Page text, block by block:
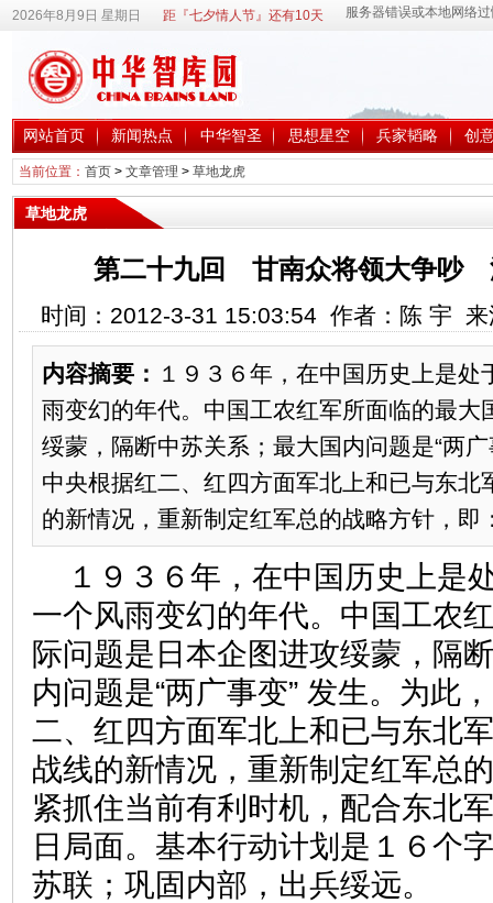
2026年8月9日 星期日 距『七夕情人节』还有10天
网站首页 新闻热点 中华智圣 思想星空 兵家韬略 创
当前位置： 首页> 文章管理 > 草地龙虎
草地龙虎
第二十九回 甘南众将领大争吵
时间：2012-3-31 15:03:54 作者：陈 宇
内容摘要： １９３６年，在中国历史上是
雨变幻的年代。中国工农红军所面临的最大
绥蒙，隔断中苏关系；最大国内问题是“两
中央根据红二、红四方面军北上和已与东北
的新情况，重新制定红军总的战略方针，即
１９３６年，在中国历史上是
一个风雨变幻的年代。中国工农
际问题是日本企图进攻绥蒙，隔
内问题是“两广事变” 发生。为此
二、红四方面军北上和已与东北
战线的新情况，重新制定红军总
紧抓住当前有利时机，配合东北
日局面。基本行动计划是１６个
苏联；巩固内部，出兵绥远。